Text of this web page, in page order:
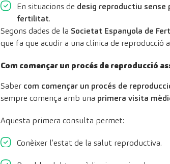
En situacions de desig reproductiu sense
fertilitat.
Segons dades de la Societat Espanyola de
que fa que acudir a una clínica de
Com començar un procés de reproducció
Saber com començar un procés de
sempre comença amb una primera visita
Aquesta primera consulta permet:
Conèixer l’estat de la salut reproductiva.